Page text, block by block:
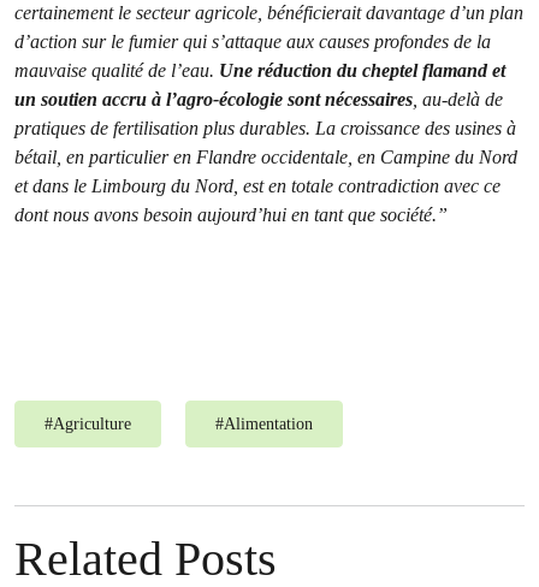
certainement le secteur agricole, bénéficierait davantage d’un plan
d’action sur le fumier qui s’attaque aux causes profondes de la
mauvaise qualité de l’eau. Une réduction du cheptel flamand et
un soutien accru à l’agro-écologie sont nécessaires, au-delà de
pratiques de fertilisation plus durables. La croissance des usines à
bétail, en particulier en Flandre occidentale, en Campine du Nord
et dans le Limbourg du Nord, est en totale contradiction avec ce
dont nous avons besoin aujourd’hui en tant que société.”
#Agriculture #Alimentation
Related Posts